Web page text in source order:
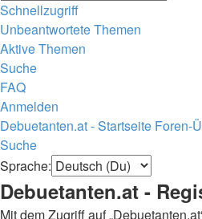
Schnellzugriff
Unbeantwortete Themen
Aktive Themen
Suche
FAQ
Anmelden
Debuetanten.at - Startseite Foren-
Suche
Sprache:
Debuetanten.at -
Mit dem Zugriff auf